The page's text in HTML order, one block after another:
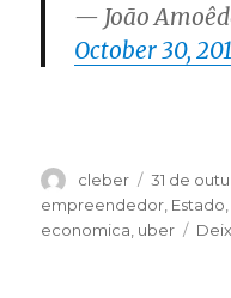
— João
October 30,
Autor
cleber
Publicado
em
31 de
empreendedor Estado
economica uber